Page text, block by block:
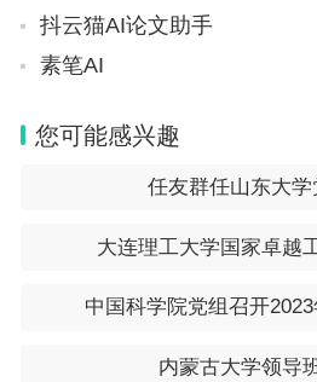
抖云猫AI论文助手
素笔AI
您可能感兴趣
任友群任山东大
大连理工大学国家卓越
中国科学院党组召开
内蒙古大学领导